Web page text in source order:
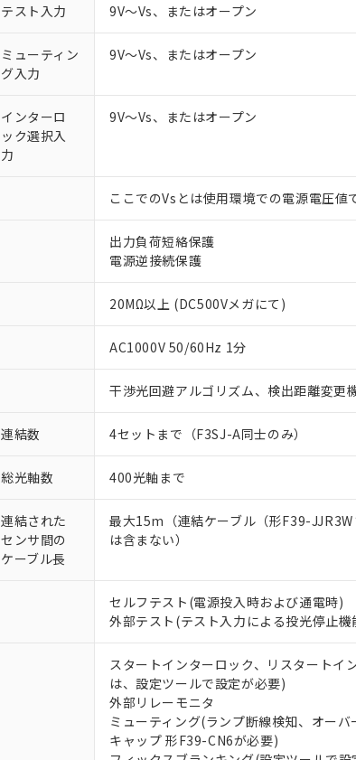
テスト入力 9V～Vs、またはオープン
ミューティン
グ入力
9V～Vs、またはオープン
インターロ
ック選択入
力
9V～Vs、またはオープン
ここでのVsとは使用環境での電源電圧値
出力負荷短絡保護
電源逆接続保護
20MΩ以上 (DC500Vメガにて)
AC1000V 50/60Hz 1分
干渉光回避アルゴリズム、検出距離変更
連結数 4セットまで（F3SJ-A同士のみ）
総光軸数 400光軸まで
連結された
センサ間の
ケーブル長
最大15m（連結ケーブル（形F39-
は含まない）
セルフテスト(電源投入時および通電時)
外部テスト(テスト入力による投光停止機
スタートインターロック、リスタートイ
は、設定ツールで設定が必要)
外部リレーモニタ
ミューティング(ランプ断線検知、オー
キャップ 形F39-CN6が必要)